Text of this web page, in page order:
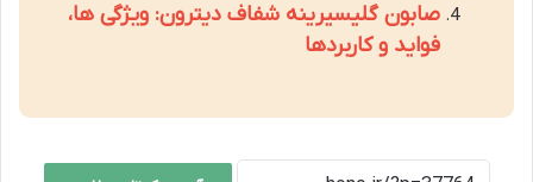
صابون گلیسیرینه شفاف دیترون: ویژگی ها،
فواید و کاربردها